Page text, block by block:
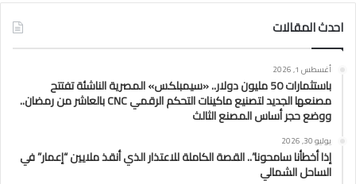
احدث المقالات
أغسطس 1, 2026
باستثمارات 50 مليون دولار.. «سيمبلكس» المصرية الناشئة تفتتح
مصنعها الجديد لتصنيع ماكينات التحكم الرقمي CNC بالعاشر من رمضان..
ووضع حجر أساس المصنع الثالث
يوليو 30, 2026
إذا أخطأنا سامحونا”.. القصة الكاملة للاعتذار الذي أنقذ ملايين “إعمار” في
الساحل الشمالي